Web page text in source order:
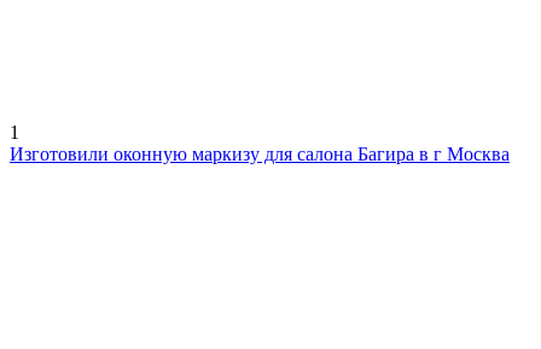
1
Изготовили оконную маркизу для салона Багира в г Москва